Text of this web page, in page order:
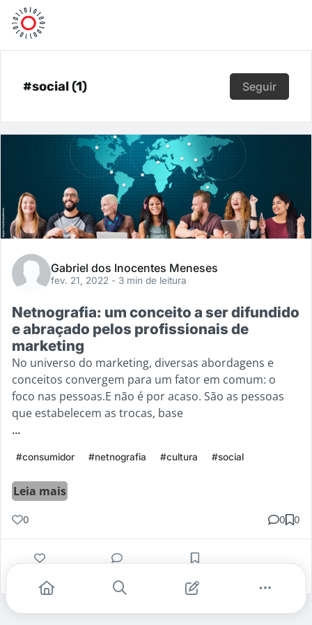
#social (1) Seguir
Gabriel dos Inocentes Meneses
fev. 21, 2022 - 3 min de leitura
Netnografia: um conceito a ser difundido
e abraçado pelos profissionais de
marketing
No universo do marketing, diversas abordagens e
conceitos convergem para um fator em comum: o
foco nas pessoas.E não é por acaso. São as pessoas
que estabelecem as trocas, base
...
#consumidor #netnografia #cultura #social
Leia mais
0 0 0